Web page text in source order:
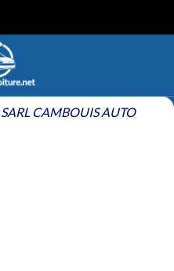
SARL CAMBOUIS AUTO